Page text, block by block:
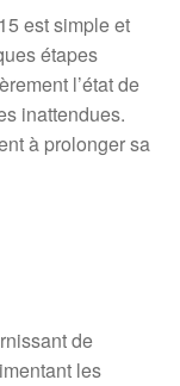
est simple et
étapes
l’état de
inattendues.
à prolonger sa
de
les